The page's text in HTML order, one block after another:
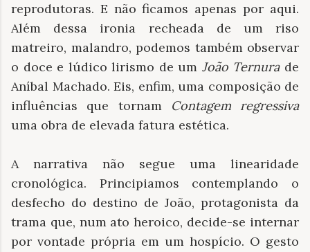
reprodutoras. E não ficamos apenas por aqui.
Além dessa ironia recheada de um riso
matreiro, malandro, podemos também observar
o doce e lúdico lirismo de um João Ternurade
Aníbal Machado. Eis, enfim, uma composição de
influências que tornam Contagem regressiva
uma obra de elevada fatura estética.
A narrativa não segue uma linearidade
cronológica. Principiamos contemplando o
desfecho do destino de João, protagonista da
trama que, num ato heroico, decide-se internar
por vontade própria em um hospício. O gesto